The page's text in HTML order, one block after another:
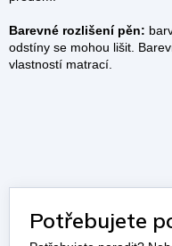
Barevné rozlišení pěn:
odstíny se mohou lišit.
vlastností matrací.
Potřebujete